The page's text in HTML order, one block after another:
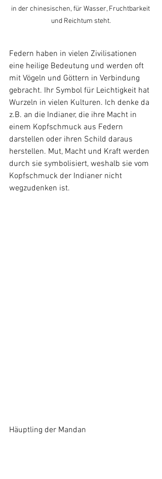
in der chinesischen, für Wasser, Fruchtbarkeit
und Reichtum steht.
Federn haben in vielen Zivilisationen
eine heilige Bedeutung und werden oft
mit Vögeln und Göttern in Verbindung
gebracht. Ihr Symbol für Leichtigkeit hat
Wurzeln in vielen Kulturen. Ich denke da
z.B. an die Indianer, die ihre Macht in
einem Kopfschmuck aus Federn
darstellen oder ihren Schild daraus
herstellen. Mut, Macht und Kraft werden
durch sie symbolisiert, weshalb sie vom
Kopfschmuck der Indianer nicht
wegzudenken ist.
Häuptling der Mandan